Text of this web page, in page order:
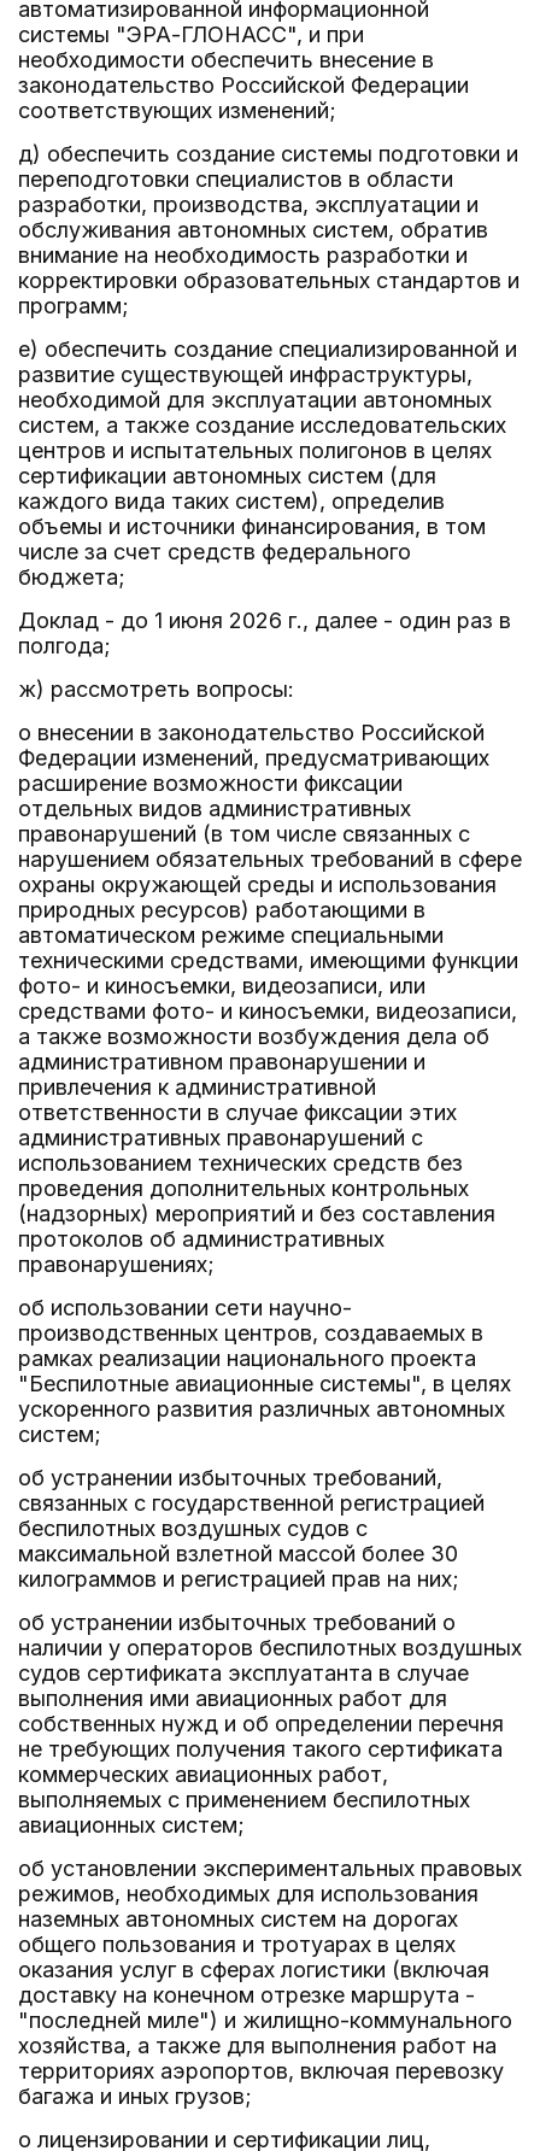
автоматизированной информационной
системы "ЭРА-ГЛОНАСС", и при
необходимости обеспечить внесение в
законодательство Российской Федерации
соответствующих изменений;
д) обеспечить создание системы подготовки и
переподготовки специалистов в области
разработки, производства, эксплуатации и
обслуживания автономных систем, обратив
внимание на необходимость разработки и
корректировки образовательных стандартов и
программ;
е) обеспечить создание специализированной и
развитие существующей инфраструктуры,
необходимой для эксплуатации автономных
систем, а также создание исследовательских
центров и испытательных полигонов в целях
сертификации автономных систем (для
каждого вида таких систем), определив
объемы и источники финансирования, в том
числе за счет средств федерального
бюджета;
Доклад - до 1 июня 2026 г., далее - один раз в
полгода;
ж) рассмотреть вопросы:
о внесении в законодательство Российской
Федерации изменений, предусматривающих
расширение возможности фиксации
отдельных видов административных
правонарушений (в том числе связанных с
нарушением обязательных требований в сфере
охраны окружающей среды и использования
природных ресурсов) работающими в
автоматическом режиме специальными
техническими средствами, имеющими функции
фото- и киносъемки, видеозаписи, или
средствами фото- и киносъемки, видеозаписи,
а также возможности возбуждения дела об
административном правонарушении и
привлечения к административной
ответственности в случае фиксации этих
административных правонарушений с
использованием технических средств без
проведения дополнительных контрольных
(надзорных) мероприятий и без составления
протоколов об административных
правонарушениях;
об использовании сети научно-
производственных центров, создаваемых в
рамках реализации национального проекта
"Беспилотные авиационные системы", в целях
ускоренного развития различных автономных
систем;
об устранении избыточных требований,
связанных с государственной регистрацией
беспилотных воздушных судов с
максимальной взлетной массой более 30
килограммов и регистрацией прав на них;
об устранении избыточных требований о
наличии у операторов беспилотных воздушных
судов сертификата эксплуатанта в случае
выполнения ими авиационных работ для
собственных нужд и об определении перечня
не требующих получения такого сертификата
коммерческих авиационных работ,
выполняемых с применением беспилотных
авиационных систем;
об установлении экспериментальных правовых
режимов, необходимых для использования
наземных автономных систем на дорогах
общего пользования и тротуарах в целях
оказания услуг в сферах логистики (включая
доставку на конечном отрезке маршрута -
"последней миле") и жилищно-коммунального
хозяйства, а также для выполнения работ на
территориях аэропортов, включая перевозку
багажа и иных грузов;
о лицензировании и сертификации лиц,